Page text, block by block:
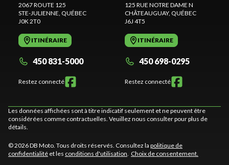
2067 ROUTE 125
STE-JULIENNE , QUÉBEC
J0K 2T0
ITINÉRAIRE
450 831-5000
Restez connecté
125 RUE NOTRE DAME N
CHÂTEAUGUAY, QUÉBEC
J6J 4T5
ITINÉRAIRE
450 698-0295
Restez connecté
Les données affichées sont à titre indicatif seulement et ne peuvent être
considérées comme contractuelles. Veuillez nous consulter pour plus de
détails.
© 2026 DB Moto. Tous droits réservés. Consultez la politique de
confidentialité et les conditions d'utilisation Choix de consentement.